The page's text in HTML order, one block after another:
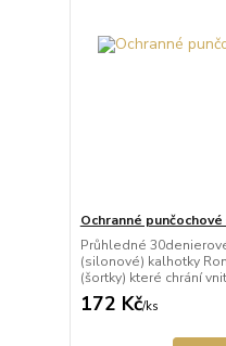
Ochranné
Průhledné
(silonové) kalhotky
(šortky) které chrání
172 Kč/ks